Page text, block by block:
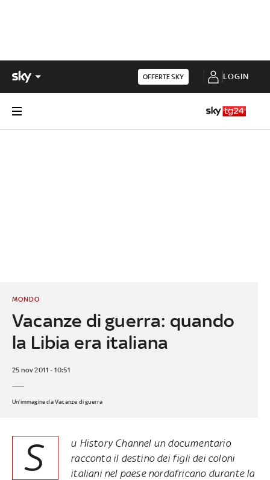
OFFERTE SKY LOGIN
Vacanze di guerra: quando
la Libia era italiana
MONDO
25 nov 2011 - 10:51
Un'immagine da Vacanze di guerra
S
u History Channel un documentario
racconta il destino dei figli dei coloni
italiani nel paese nordafricano durante la